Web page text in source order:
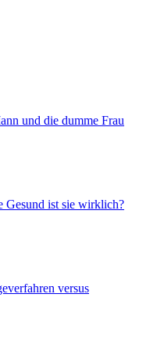
und die dumme Frau
Gesund ist sie wirklich?
versus